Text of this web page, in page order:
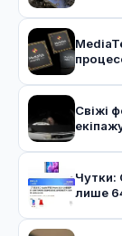
Свіжі
Чутки:
лише